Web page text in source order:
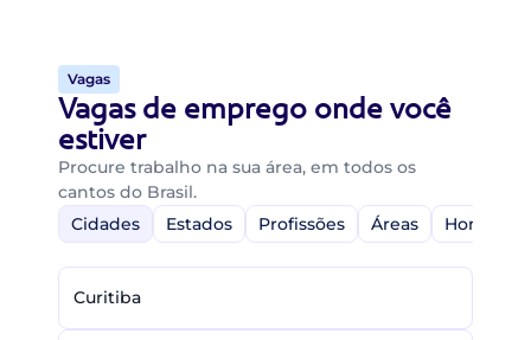
Vagas
Vagas de emprego onde você
estiver
Procure trabalho na sua área, em todos os
cantos do Brasil.
Cidades
Estados Profissões Áreas Home-
Curitiba